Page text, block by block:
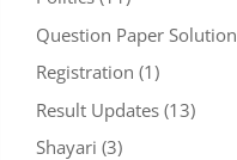
Question Paper Solution
Registration (1)
Result Updates(13)
Shayari (3)